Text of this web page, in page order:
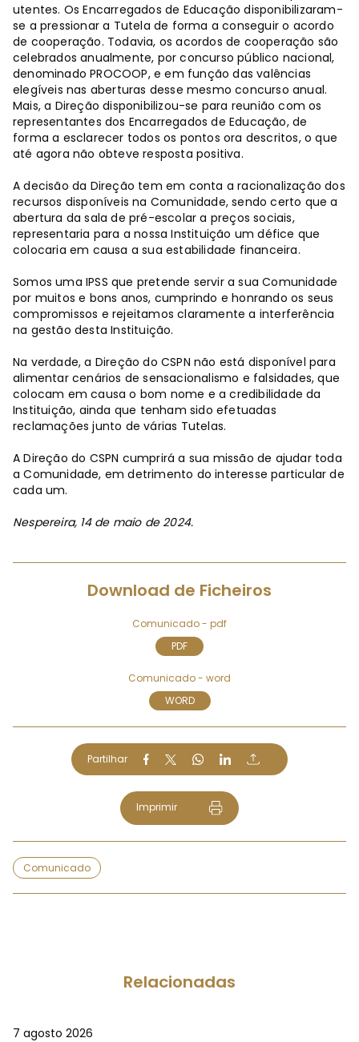
utentes. Os Encarregados de Educação disponibilizaram-
se a pressionar a Tutela de forma a conseguir o acordo
de cooperação. Todavia, os acordos de cooperação são
celebrados anualmente, por concurso público nacional,
denominado PROCOOP, e em função das valências
elegíveis nas aberturas desse mesmo concurso anual.
Mais, a Direção disponibilizou-se para reunião com os
representantes dos Encarregados de Educação, de
forma a esclarecer todos os pontos ora descritos, o que
até agora não obteve resposta positiva.
A decisão da Direção tem em conta a racionalização dos
recursos disponíveis na Comunidade, sendo certo que a
abertura da sala de pré-escolar a preços sociais,
representaria para a nossa Instituição um défice que
colocaria em causa a sua estabilidade financeira.
Somos uma IPSS que pretende servir a sua Comunidade
por muitos e bons anos, cumprindo e honrando os seus
compromissos e rejeitamos claramente a interferência
na gestão desta Instituição.
Na verdade, a Direção do CSPN não está disponível para
alimentar cenários de sensacionalismo e falsidades, que
colocam em causa o bom nome e a credibilidade da
Instituição, ainda que tenham sido efetuadas
reclamações junto de várias Tutelas.
A Direção do CSPN cumprirá a sua missão de ajudar toda
a Comunidade, em detrimento do interesse particular de
cada um.
Nespereira, 14 de maio de 2024.
Download de Ficheiros
Comunicado - pdf
PDF
Comunicado - word
WORD
Partilhar
Imprimir
Comunicado
Relacionadas
7 agosto 2026